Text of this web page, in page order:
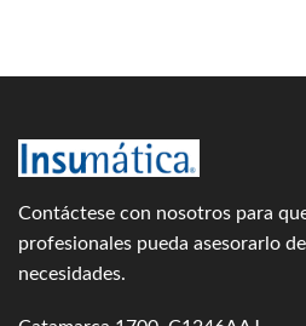
Contáctese con nosotros para
profesionales pueda asesorarlo
necesidades.